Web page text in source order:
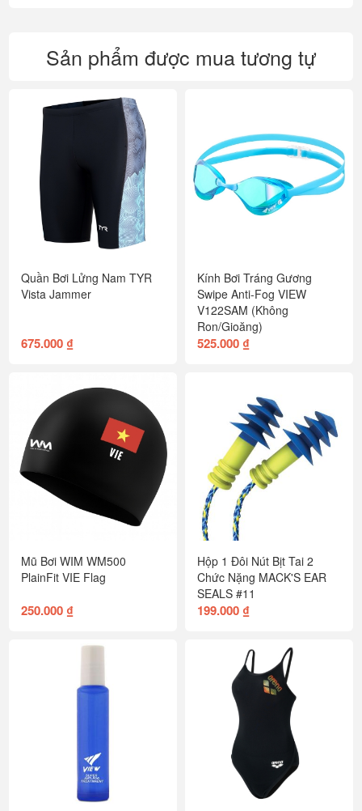
Sản phẩm được mua tương tự
Quần Bơi Lửng Nam TYR
Vista Jammer
675.000 ₫
Kính Bơi Tráng Gương
Swipe Anti-Fog VIEW
V122SAM (Không
Ron/Gioăng)
525.000 ₫
Mũ Bơi WIM WM500
PlainFit VIE Flag
250.000 ₫
Hộp 1 Đôi Nút Bịt Tai 2
Chức Nặng MACK'S EAR
SEALS #11
199.000 ₫